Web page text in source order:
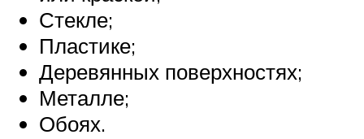
Стекле;
Пластике;
Деревянных поверхностях;
Металле;
Обоях.